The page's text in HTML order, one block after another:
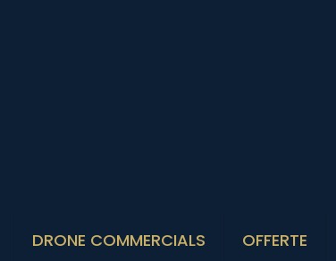
DRONE COMMERCIALS OFFERTE